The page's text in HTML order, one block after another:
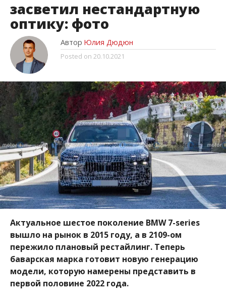
засветил нестандартную
оптику: фото
Автор Юлия Дюдюн
Posted on 20.10.2021
Актуальное шестое поколение BMW 7-series
вышло на рынок в 2015 году, а в 2109-ом
пережило плановый рестайлинг. Теперь
баварская марка готовит новую генерацию
модели, которую намерены представить в
первой половине 2022 года.